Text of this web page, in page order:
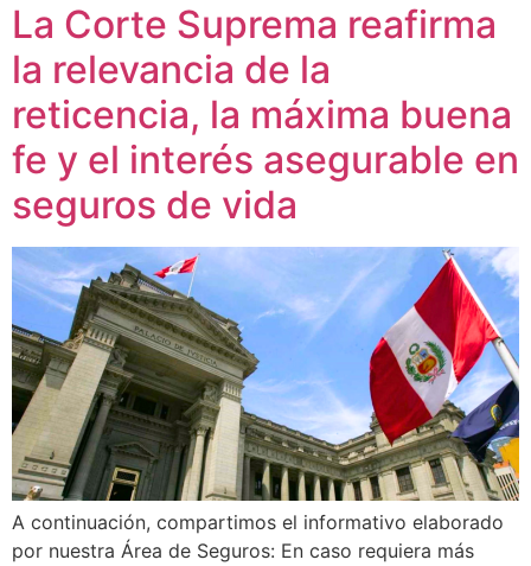
La Corte Suprema reafirma
la relevancia de la
reticencia, la máxima buena
fe y el interés asegurable en
seguros de vida
A continuación, compartimos el informativo elaborado
por nuestra Área de Seguros: En caso requiera más